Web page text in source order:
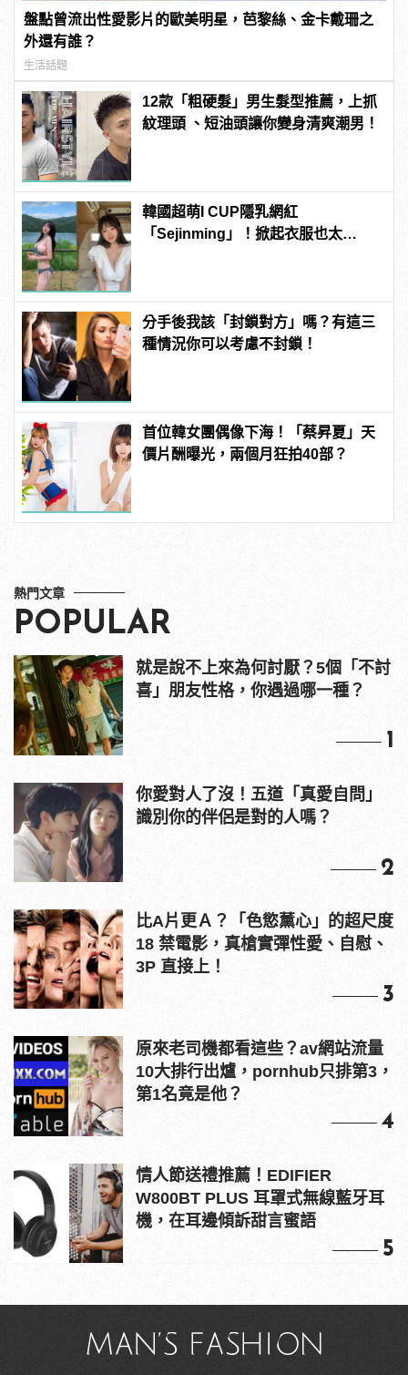
盤點曾流出性愛影片的歐美明星，芭黎絲、金卡戴珊之
外還有誰？
生活話題
12款「粗硬髮」男生髮型推薦，上抓
紋理頭 、短油頭讓你變身清爽潮男！
韓國超萌I CUP隱乳網紅
「Sejinming」！掀起衣服也太
分手後我該「封鎖對方」嗎？有這三
種情況你可以考慮不封鎖！
首位韓女團偶像下海！「蔡昇夏」天
價片酬曝光，兩個月狂拍40部？
熱門文章
POPULAR
就是說不上來為何討厭？5個「不討
喜」朋友性格，你遇過哪一種？
1
你愛對人了沒！五道「真愛自問」
識別你的伴侶是對的人嗎？
2
比A片更Ａ？「色慾薰心」的超尺度
18 禁電影，真槍實彈性愛、自慰、
3P 直接上！
3
原來老司機都看這些？av網站流量
10大排行出爐，pornhub只排第3，
第1名竟是他？
4
情人節送禮推薦！EDIFIER
W800BT PLUS 耳罩式無線藍牙耳
機，在耳邊傾訴甜言蜜語
5